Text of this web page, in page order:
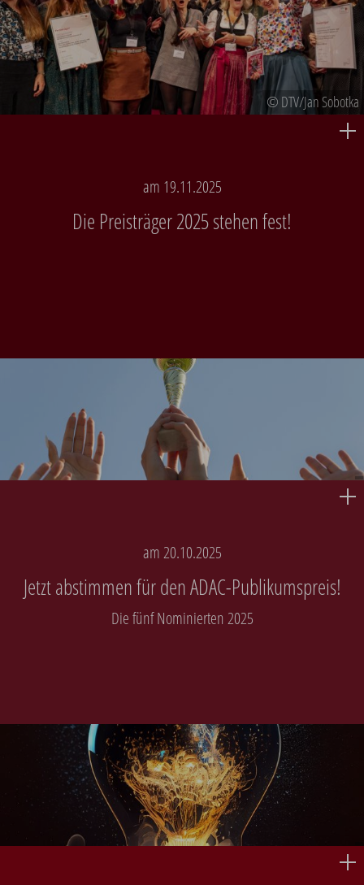
© DTV/Jan Sobotka
am 19.11.2025
Die Preisträger 2025 stehen fest!
am 20.10.2025
Jetzt abstimmen für den ADAC-Publikumspreis!
Die fünf Nominierten 2025